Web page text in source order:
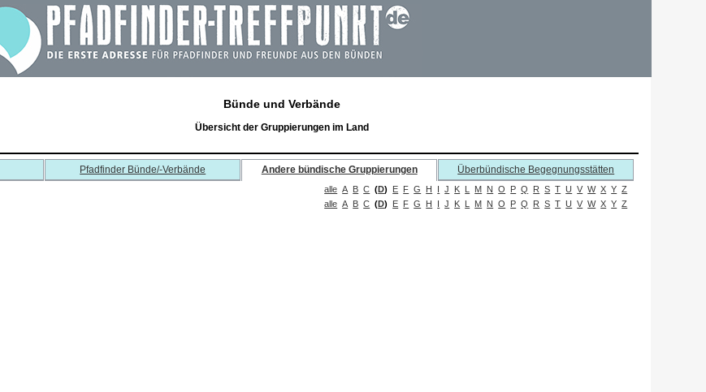
Bünde und Verbände
Übersicht der Gruppierungen im Land
Pfadfinder Bünde/-Verbände Andere bündische Gruppierungen Überbündische Begegnungsstätten
alle A B C (D) E F G H I J K L M N O P Q R S T U V W X Y Z
alle A B C (D) E F G H I J K L M N O P Q R S T U V W X Y Z